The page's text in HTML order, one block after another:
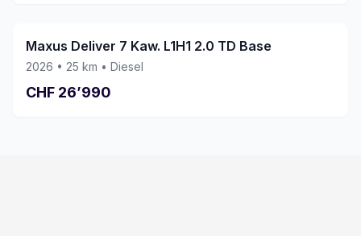
Maxus Deliver 7 Kaw. L1H1 2.0 TD Base
2026 • 25 km • Diesel
CHF 26’990